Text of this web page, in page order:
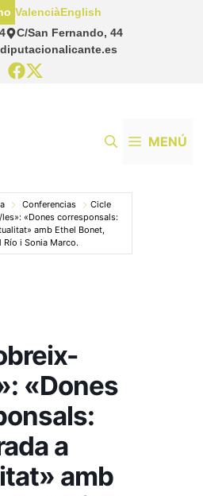
C/San Fernando, 44
ValenciàEnglish
MENÚ
Conferencias
Cicle
«Dones corresponsals:
amb Ethel Bonet,
Río i Sonia Marco.
«Dones
a
amb